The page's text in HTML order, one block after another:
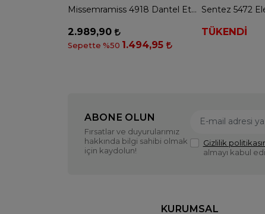
Missemramiss 4918 Dantel Etek - SİYAH
2.989,90
Sepette %50 1.494,95
TÜKENDİ
ABONE OLUN
Fırsatlar ve duyurularımız
hakkında bilgi sahibi olmak
için kaydolun!
Gizlilik
almayı kabul
KURUMSAL